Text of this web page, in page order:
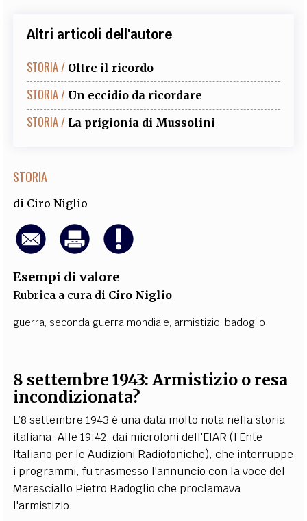
Altri articoli dell'autore
STORIA / Oltre il ricordo
STORIA / Un eccidio da ricordare
STORIA / La prigionia di Mussolini
STORIA
di Ciro Niglio
Esempi di valore
Rubrica a cura di Ciro Niglio
guerra,seconda guerra mondiale, armistizio,badoglio
8 settembre 1943: Armistizio o resa
incondizionata?
L’8 settembre 1943 è una data molto nota nella storia
italiana. Alle19:42, dai microfoni dell'EIAR (l’Ente
Italiano per le Audizioni Radiofoniche), che interruppe
i programmi, fu trasmesso l'annuncio con la voce del
Maresciallo Pietro Badoglio che proclamava
l'armistizio: